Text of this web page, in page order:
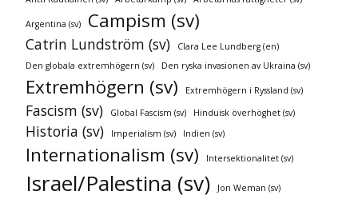
Argentina (sv) Campism (sv)
Catrin Lundström (sv)
Clara Lee Lundberg (en)
Den globala extremhögern (sv)
Den ryska invasionen av Ukraina (sv)
Extremhögern (sv) Extremhögern i Ryssland (sv)
Fascism (sv) Global Fascism (sv) Hinduisk överhöghet (sv)
Historia (sv) Imperialism (sv) Indien (sv)
Internationalism (sv) Intersektionalitet (sv)
Israel/Palestina (sv) Jon Weman (sv)